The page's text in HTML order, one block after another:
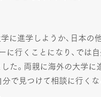
に進学しようか、日本
行くことになり、では
た。両親に海外の大学に
で見つけて相談に行く